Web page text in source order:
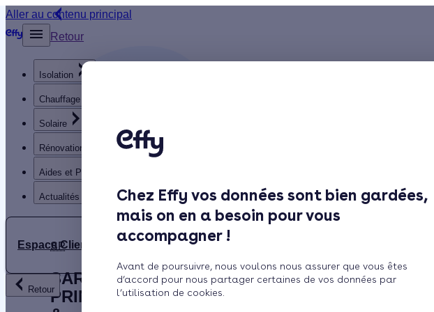
Chez Effy vos données sont bien gardées,
mais on en a besoin pour vous
accompagner !
Avant de poursuivre, nous voulons nous assurer que vous êtes
d’accord pour nous partager certaines de vos données par
l’utilisation de cookies.
Aller au contenu principal
Isolation
Chauffage
Solaire
Rénovation globale
Aides et Primes
Actualités
Espace Client
Retour
Retour
SP
SARL
PRINTANNIER